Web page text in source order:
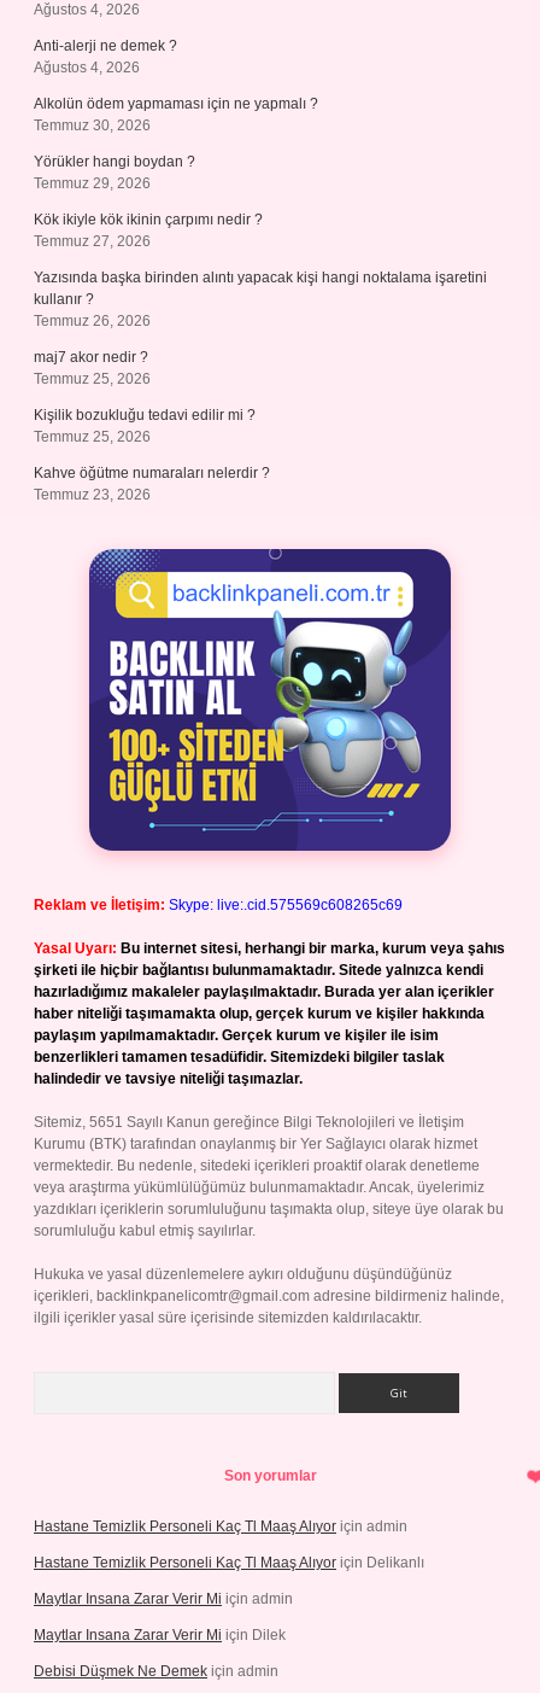
Ağustos 4, 2026
Anti-alerji ne demek ?
Ağustos 4, 2026
Alkolün ödem yapmaması için ne yapmalı ?
Temmuz 30, 2026
Yörükler hangi boydan ?
Temmuz 29, 2026
Kök ikiyle kök ikinin çarpımı nedir ?
Temmuz 27, 2026
Yazısında başka birinden alıntı yapacak kişi hangi noktalama işaretini
kullanır ?
Temmuz 26, 2026
maj7 akor nedir ?
Temmuz 25, 2026
Kişilik bozukluğu tedavi edilir mi ?
Temmuz 25, 2026
Kahve öğütme numaraları nelerdir ?
Temmuz 23, 2026
Reklam ve İletişim: Skype: live:.cid.575569c608265c69
Yasal Uyarı: Bu internet sitesi, herhangi bir marka, kurum veya şahıs
şirketi ile hiçbir bağlantısı bulunmamaktadır. Sitede yalnızca kendi
hazırladığımız makaleler paylaşılmaktadır. Burada yer alan içerikler
haber niteliği taşımamakta olup, gerçek kurum ve kişiler hakkında
paylaşım yapılmamaktadır. Gerçek kurum ve kişiler ile isim
benzerlikleri tamamen tesadüfidir. Sitemizdeki bilgiler taslak
halindedir ve tavsiye niteliği taşımazlar.
Sitemiz, 5651 Sayılı Kanun gereğince Bilgi Teknolojileri ve İletişim
Kurumu (BTK) tarafından onaylanmış bir Yer Sağlayıcı olarak hizmet
vermektedir. Bu nedenle, sitedeki içerikleri proaktif olarak denetleme
veya araştırma yükümlülüğümüz bulunmamaktadır. Ancak, üyelerimiz
yazdıkları içeriklerin sorumluluğunu taşımakta olup, siteye üye olarak bu
sorumluluğu kabul etmiş sayılırlar.
Hukuka ve yasal düzenlemelere aykırı olduğunu düşündüğünüz
içerikleri, backlinkpanelicomtr@gmail.com adresine bildirmeniz halinde,
ilgili içerikler yasal süre içerisinde sitemizden kaldırılacaktır.
Son yorumlar
Hastane Temizlik Personeli Kaç Tl Maaş Alıyor için admin
Hastane Temizlik Personeli Kaç Tl Maaş Alıyor için Delikanlı
Maytlar Insana Zarar Verir Mi için admin
Maytlar Insana Zarar Verir Mi için Dilek
Debisi Düşmek Ne Demek için admin